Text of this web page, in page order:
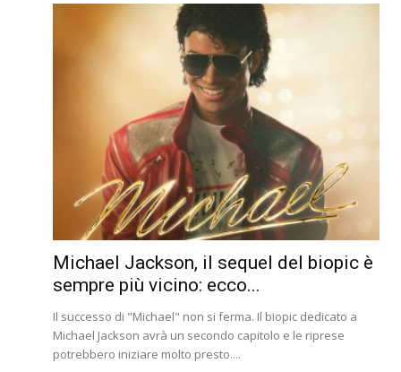
Michael Jackson, il sequel del biopic è
sempre più vicino: ecco...
Il successo di "Michael" non si ferma. Il biopic dedicato a
Michael Jackson avrà un secondo capitolo e le riprese
potrebbero iniziare molto presto....